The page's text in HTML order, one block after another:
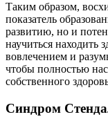
Таким образом,
показатель
развитию, но и
научиться находить
вовлечением и
чтобы полностью
собственного
Синдром